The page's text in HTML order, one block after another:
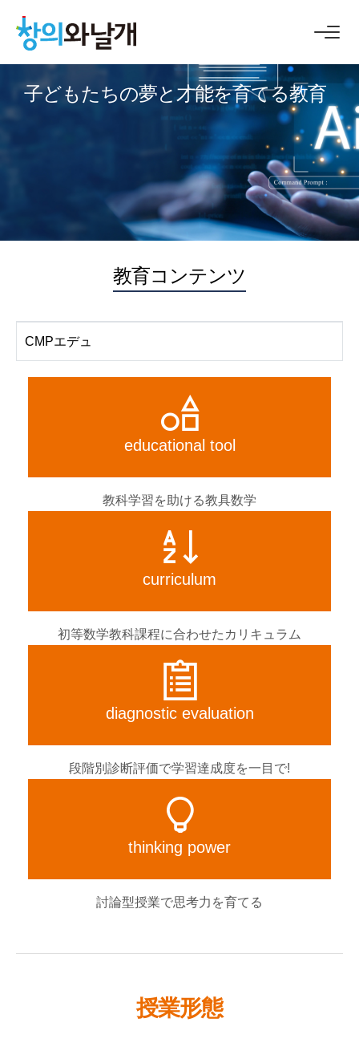
子どもたちの夢と才能を育てる教育
教育コンテンツ
educational tool
教科学習を助ける教具数学
curriculum
初等数学教科課程に合わせたカリキュラム
diagnostic evaluation
段階別診断評価で学習達成度を一目で!
thinking power
討論型授業で思考力を育てる
授業形態